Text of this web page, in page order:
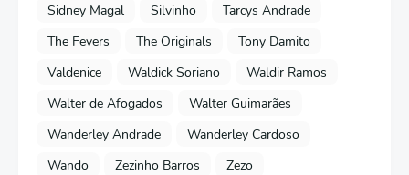
Sidney Magal
Silvinho
Tarcys Andrade
The Fevers
The Originals
Tony Damito
Valdenice
Waldick Soriano
Waldir Ramos
Walter de Afogados
Walter Guimarães
Wanderley Andrade
Wanderley Cardoso
Wando
Zezinho Barros Zezo